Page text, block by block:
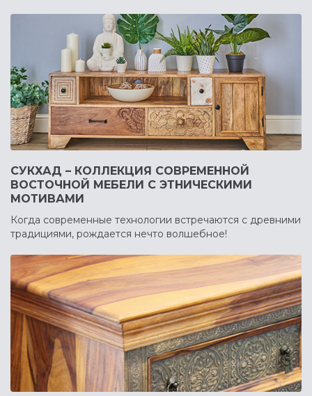
СУКХАД – КОЛЛЕКЦИЯ СОВРЕМЕННОЙ
ВОСТОЧНОЙ МЕБЕЛИ С ЭТНИЧЕСКИМИ
МОТИВАМИ
Когда современные технологии встречаются с древними
традициями, рождается нечто волшебное!